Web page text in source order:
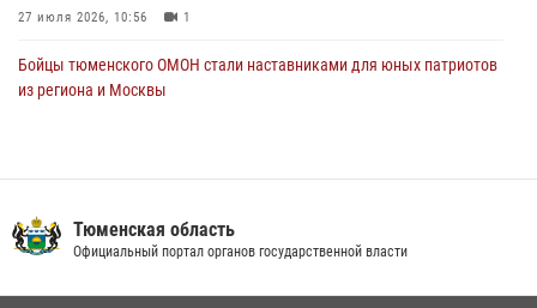
27 июля 2026, 10:56 1
Бойцы тюменского ОМОН стали наставниками для юных патриотов
из региона и Москвы
03 августа 2026, 07:23 1
Тюменская область
Официальный портал органов государственной власти